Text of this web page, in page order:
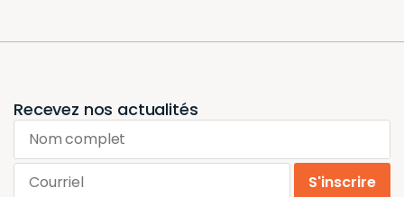
Recevez nos actualités
Nom complet
Courriel
S'inscrire